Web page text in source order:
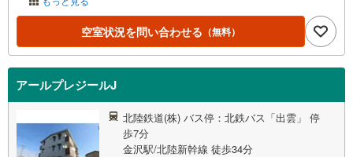
空室状況を問い合わせる （無料）
アールプレジールJ
北陸鉄道(株) バス停：北鉄バス「出雲」 停
歩7分
金沢駅/北陸新幹線 徒歩34分